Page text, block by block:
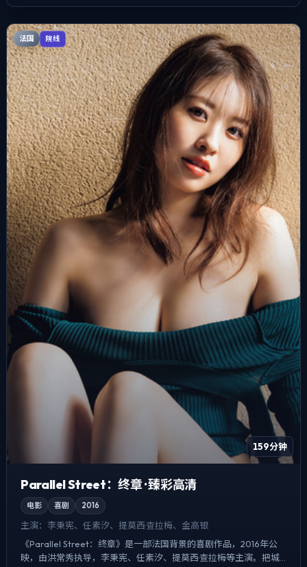
法国 院线
159分钟
Parallel Street：终章 · 臻彩高清
电影 喜剧 2016
主演： 李秉宪、任素汐、提莫西·查拉梅、金高银
《Parallel Street：终章》是一部法国背景的喜剧作品，2016年公
映，由洪常秀执导，李秉宪、任素汐、提莫西·查拉梅等主演。把城